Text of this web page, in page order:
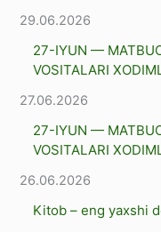
29.06.2026
27-IYUN —
VOSITALARI
27.06.2026
27-IYUN —
VOSITALARI
26.06.2026
Kitob – eng yaxshi